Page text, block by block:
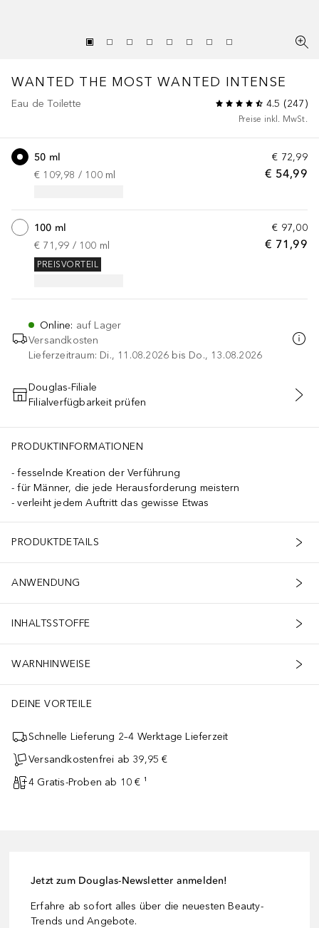
WANTED THE MOST WANTED INTENSE
Eau de Toilette 4.5 (247)
Preise inkl. MwSt.
€ 72,99
€ 54,99
50 ml
€ 109,98 / 100 ml
€ 97,00
€ 71,99
100 ml
€ 71,99 / 100 ml
PREISVORTEIL
Online: auf Lager
Versandkosten
Lieferzeitraum: Di., 11.08.2026 bis Do., 13.08.2026
IN DEN WARENKORB
Douglas-Filiale
Filialverfügbarkeit prüfen
PRODUKTINFORMATIONEN
fesselnde Kreation der Verführung
für Männer, die jede Herausforderung meistern
verleiht jedem Auftritt das gewisse Etwas
PRODUKTDETAILS
ANWENDUNG
INHALTSSTOFFE
WARNHINWEISE
DEINE VORTEILE
Schnelle Lieferung 2–4 Werktage Lieferzeit
Versandkostenfrei ab 39,95 €
4 Gratis-Proben ab 10 € ¹
Jetzt zum Douglas-Newsletter anmelden!
Erfahre ab sofort alles über die neuesten Beauty-
Trends und Angebote.